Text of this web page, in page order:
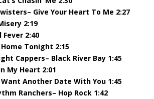
Give Your Heart To Me 2:27
2:19
Fever 2:40
Tonight 2:15
Cappers– Black River Bay 1:45
My Heart 2:01
Another Date With You 1:45
Ranchers– Hop Rock 1:42